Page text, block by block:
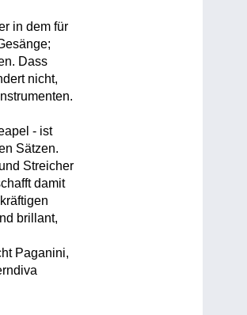
in dem für
Dass
nicht,
- ist
Sätzen.
Streicher
damit
brillant,
Paganini,